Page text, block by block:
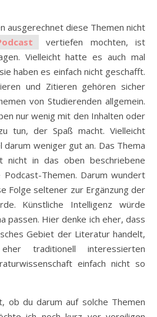
ausgerechnet diese Themen nicht
vertiefen mochten, ist
Vielleicht hatte es auch mal
haben es einfach nicht geschafft.
und Zitieren gehören sicher
von Studierenden allgemein.
nur wenig mit den Inhalten oder
tun, der Spaß macht. Vielleicht
darum weniger gut an. Das Thema
nicht in das oben beschriebene
Themen. Darum wundert
Folge seltener zur Ergänzung der
Künstliche Intelligenz würde
passen. Hier denke ich eher, dass
Gebiet der Literatur handelt,
traditionell interessierten
einfach nicht so
ob du darum auf solche Themen